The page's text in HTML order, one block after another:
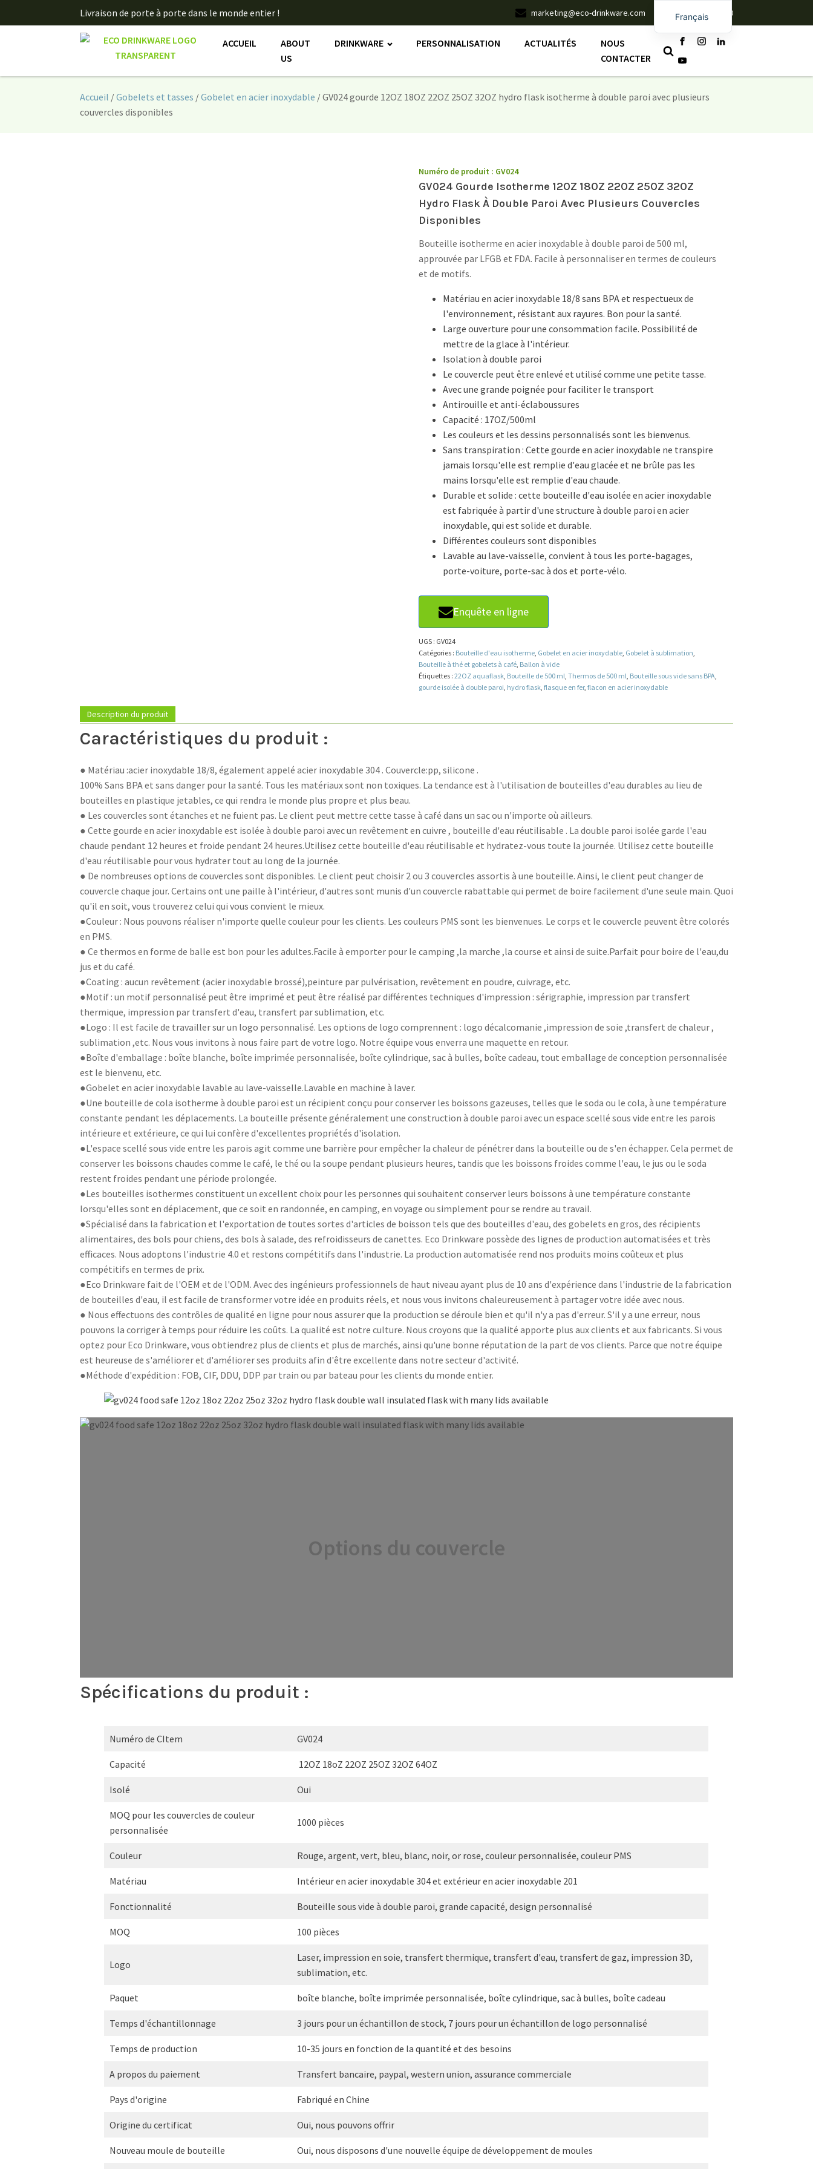
Livraison de porte à porte dans le monde entier ! marketing@eco-drinkware.com +86 135 6742 8830
ACCUEIL
ABOUT
US
DRINKWARE PERSONNALISATION ACTUALITÉS
NOUS
CONTACTER
Accueil /Gobelets et tasses /Gobelet en acier inoxydable / GV024 gourde 12OZ 18OZ 22OZ 25OZ 32OZ hydro flask isotherme à double paroi avec plusieurs
couvercles disponibles
Numéro de produit : GV024
GV024 Gourde Isotherme 12OZ 18OZ 22OZ 25OZ 32OZ
Hydro Flask À Double Paroi Avec Plusieurs Couvercles
Disponibles
Bouteille isotherme en acier inoxydable à double paroi de 500 ml,
approuvée par LFGB et FDA. Facile à personnaliser en termes de couleurs
et de motifs.
Matériau en acier inoxydable 18/8 sans BPA et respectueux de
l'environnement, résistant aux rayures. Bon pour la santé.
Large ouverture pour une consommation facile. Possibilité de
mettre de la glace à l'intérieur.
Isolation à double paroi
Le couvercle peut être enlevé et utilisé comme une petite tasse.
Avec une grande poignée pour faciliter le transport
Antirouille et anti-éclaboussures
Capacité : 17OZ/500ml
Les couleurs et les dessins personnalisés sont les bienvenus.
Sans transpiration : Cette gourde en acier inoxydable ne transpire
jamais lorsqu'elle est remplie d'eau glacée et ne brûle pas les
mains lorsqu'elle est remplie d'eau chaude.
Durable et solide : cette bouteille d'eau isolée en acier inoxydable
est fabriquée à partir d'une structure à double paroi en acier
inoxydable, qui est solide et durable.
Différentes couleurs sont disponibles
Lavable au lave-vaisselle, convient à tous les porte-bagages,
porte-voiture, porte-sac à dos et porte-vélo.
Enquête en ligne
UGS : GV024
Catégories : Bouteille d'eau isotherme, Gobelet en acier inoxydable, Gobelet à sublimation,
Bouteille à thé et gobelets à café, Ballon à vide
Étiquettes : 22OZ aquaflask, Bouteille de 500 ml, Thermos de 500 ml, Bouteille sous vide sans BPA,
gourde isolée à double paroi, hydro flask, flasque en fer, flacon en acier inoxydable
Description du produit
Caractéristiques du produit :
● Matériau :acier inoxydable 18/8, également appelé acier inoxydable 304 . Couvercle:pp, silicone .
100% Sans BPA et sans danger pour la santé. Tous les matériaux sont non toxiques. La tendance est à l'utilisation de bouteilles d'eau durables au lieu de
bouteilles en plastique jetables, ce qui rendra le monde plus propre et plus beau.
● Les couvercles sont étanches et ne fuient pas. Le client peut mettre cette tasse à café dans un sac ou n'importe où ailleurs.
● Cette gourde en acier inoxydable est isolée à double paroi avec un revêtement en cuivre , bouteille d'eau réutilisable . La double paroi isolée garde l'eau
chaude pendant 12 heures et froide pendant 24 heures.Utilisez cette bouteille d'eau réutilisable et hydratez-vous toute la journée. Utilisez cette bouteille
d'eau réutilisable pour vous hydrater tout au long de la journée.
● De nombreuses options de couvercles sont disponibles. Le client peut choisir 2 ou 3 couvercles assortis à une bouteille. Ainsi, le client peut changer de
couvercle chaque jour. Certains ont une paille à l'intérieur, d'autres sont munis d'un couvercle rabattable qui permet de boire facilement d'une seule main. Quoi
qu'il en soit, vous trouverez celui qui vous convient le mieux.
●Couleur : Nous pouvons réaliser n'importe quelle couleur pour les clients. Les couleurs PMS sont les bienvenues. Le corps et le couvercle peuvent être colorés
en PMS.
● Ce thermos en forme de balle est bon pour les adultes.Facile à emporter pour le camping ,la marche ,la course et ainsi de suite.Parfait pour boire de l'eau,du
jus et du café.
●Coating : aucun revêtement (acier inoxydable brossé),peinture par pulvérisation, revêtement en poudre, cuivrage, etc.
●Motif : un motif personnalisé peut être imprimé et peut être réalisé par différentes techniques d'impression : sérigraphie, impression par transfert
thermique, impression par transfert d'eau, transfert par sublimation, etc.
●Logo : Il est facile de travailler sur un logo personnalisé. Les options de logo comprennent : logo décalcomanie ,impression de soie ,transfert de chaleur ,
sublimation ,etc. Nous vous invitons à nous faire part de votre logo. Notre équipe vous enverra une maquette en retour.
●Boîte d'emballage : boîte blanche, boîte imprimée personnalisée, boîte cylindrique, sac à bulles, boîte cadeau, tout emballage de conception personnalisée
est le bienvenu, etc.
●Gobelet en acier inoxydable lavable au lave-vaisselle.Lavable en machine à laver.
●Une bouteille de cola isotherme à double paroi est un récipient conçu pour conserver les boissons gazeuses, telles que le soda ou le cola, à une température
constante pendant les déplacements. La bouteille présente généralement une construction à double paroi avec un espace scellé sous vide entre les parois
intérieure et extérieure, ce qui lui confère d'excellentes propriétés d'isolation.
●L'espace scellé sous vide entre les parois agit comme une barrière pour empêcher la chaleur de pénétrer dans la bouteille ou de s'en échapper. Cela permet de
conserver les boissons chaudes comme le café, le thé ou la soupe pendant plusieurs heures, tandis que les boissons froides comme l'eau, le jus ou le soda
restent froides pendant une période prolongée.
●Les bouteilles isothermes constituent un excellent choix pour les personnes qui souhaitent conserver leurs boissons à une température constante
lorsqu'elles sont en déplacement, que ce soit en randonnée, en camping, en voyage ou simplement pour se rendre au travail.
●Spécialisé dans la fabrication et l'exportation de toutes sortes d'articles de boisson tels que des bouteilles d'eau, des gobelets en gros, des récipients
alimentaires, des bols pour chiens, des bols à salade, des refroidisseurs de canettes. Eco Drinkware possède des lignes de production automatisées et très
efficaces. Nous adoptons l'industrie 4.0 et restons compétitifs dans l'industrie. La production automatisée rend nos produits moins coûteux et plus
compétitifs en termes de prix.
●Eco Drinkware fait de l'OEM et de l'ODM. Avec des ingénieurs professionnels de haut niveau ayant plus de 10 ans d'expérience dans l'industrie de la fabrication
de bouteilles d'eau, il est facile de transformer votre idée en produits réels, et nous vous invitons chaleureusement à partager votre idée avec nous.
● Nous effectuons des contrôles de qualité en ligne pour nous assurer que la production se déroule bien et qu'il n'y a pas d'erreur. S'il y a une erreur, nous
pouvons la corriger à temps pour réduire les coûts. La qualité est notre culture. Nous croyons que la qualité apporte plus aux clients et aux fabricants. Si vous
optez pour Eco Drinkware, vous obtiendrez plus de clients et plus de marchés, ainsi qu'une bonne réputation de la part de vos clients. Parce que notre équipe
est heureuse de s'améliorer et d'améliorer ses produits afin d'être excellente dans notre secteur d'activité.
●Méthode d'expédition : FOB, CIF, DDU, DDP par train ou par bateau pour les clients du monde entier.
Options du couvercle
Spécifications du produit :
Numéro de CItem GV024
Capacité 12OZ 18oZ 22OZ 25OZ 32OZ 64OZ
Isolé Oui
MOQ pour les couvercles de couleur
personnalisée
1000 pièces
Couleur Rouge, argent, vert, bleu, blanc, noir, or rose, couleur personnalisée, couleur PMS
Matériau Intérieur en acier inoxydable 304 et extérieur en acier inoxydable 201
Fonctionnalité Bouteille sous vide à double paroi, grande capacité, design personnalisé
MOQ 100 pièces
Logo
Laser, impression en soie, transfert thermique, transfert d'eau, transfert de gaz, impression 3D,
sublimation, etc.
Paquet boîte blanche, boîte imprimée personnalisée, boîte cylindrique, sac à bulles, boîte cadeau
Temps d'échantillonnage 3 jours pour un échantillon de stock, 7 jours pour un échantillon de logo personnalisé
Temps de production 10-35 jours en fonction de la quantité et des besoins
A propos du paiement Transfert bancaire, paypal, western union, assurance commerciale
Pays d'origine Fabriqué en Chine
Origine du certificat Oui, nous pouvons offrir
Nouveau moule de bouteille Oui, nous disposons d'une nouvelle équipe de développement de moules
Français
English
Español
Deutsch
Português